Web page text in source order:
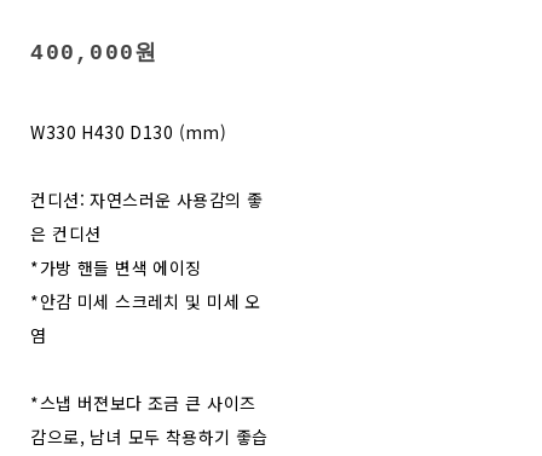
400,000원
W330 H430 D130 (mm)
컨디션: 자연스러운 사용감의 좋
은 컨디션
*가방 핸들 변색 에이징
*안감 미세 스크레치 및 미세 오
염
*스냅 버젼보다 조금 큰 사이즈
감으로, 남녀 모두 착용하기 좋습